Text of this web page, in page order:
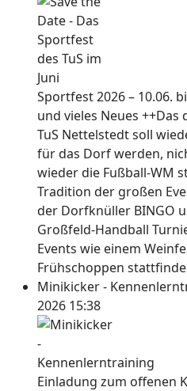
Sportfest 2026 – 10.06.
und vieles Neues
TuS Nettelstedt soll
für das Dorf werden,
wieder die Fußball-WM
Tradition der großen
der Dorfknüller BINGO
Großfeld-Handball
Events wie einem
Frühschoppen
Minikicker -
2026 15:38
Einladung zum offenen